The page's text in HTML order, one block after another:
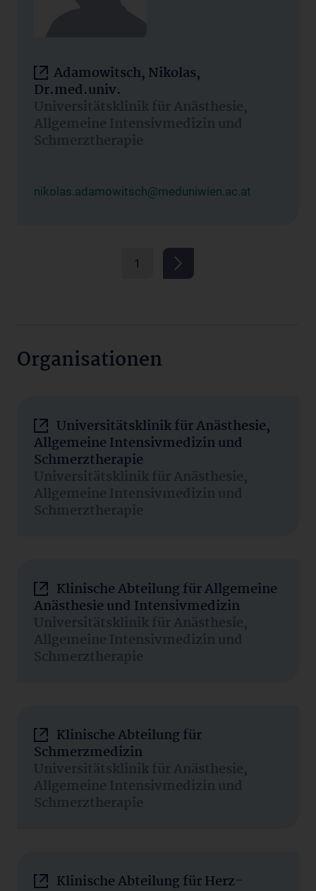
Adamowitsch, Nikolas,
Dr.med.univ.
Universitätsklinik für Anästhesie,
Allgemeine Intensivmedizin und
Schmerztherapie
nikolas.adamowitsch@meduniwien.ac.at
1
Organisationen
Universitätsklinik für Anästhesie,
Allgemeine Intensivmedizin und
Schmerztherapie
Universitätsklinik für Anästhesie,
Allgemeine Intensivmedizin und
Schmerztherapie
Klinische Abteilung für Allgemeine
Anästhesie und Intensivmedizin
Universitätsklinik für Anästhesie,
Allgemeine Intensivmedizin und
Schmerztherapie
Klinische Abteilung für
Schmerzmedizin
Universitätsklinik für Anästhesie,
Allgemeine Intensivmedizin und
Schmerztherapie
Klinische Abteilung für Herz-